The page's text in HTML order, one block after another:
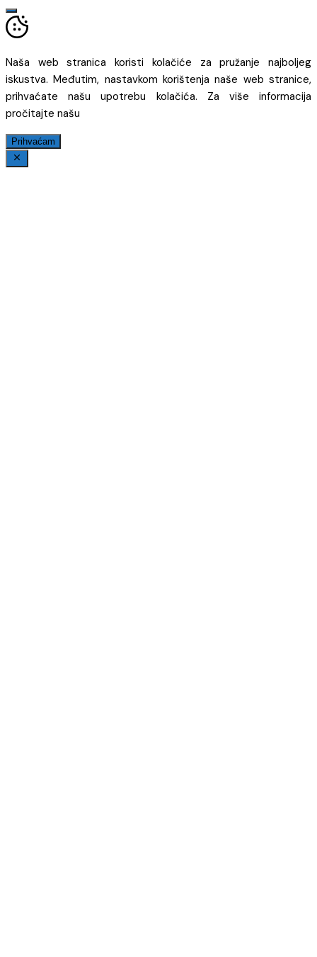
Naša web stranica koristi kolačiće za pružanje najboljeg
iskustva. Međutim, nastavkom korištenja naše web stranice,
prihvaćate našu upotrebu kolačića. Za više informacija
pročitajte našu
Prihvaćam